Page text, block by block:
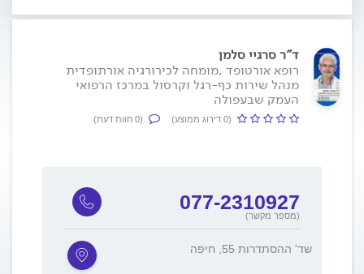
ד"ר סרגיי סלמן
רופא אורטופד ,מומחה לכירורגיה אורתופדית
מנהל שירות כף-רגל וקרסול במרכז הרפואי
העמק שבעפולה
(0 דירוג ממוצע) (0 חוות דעת)
077-2310927
(מספר מקשר)
שד' ההסתדרות 55, חיפה